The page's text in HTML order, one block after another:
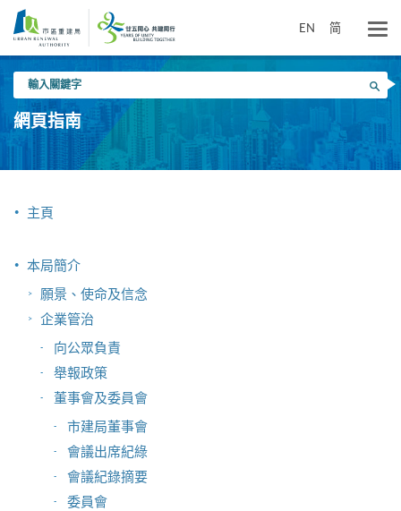
要
EN 简
入
關
鍵
搜尋
網頁指南
主頁
本局簡介
願景、使命及信念
企業管治
向公眾負責
舉報政策
董事會及委員會
市建局董事會
會議出席紀綠
會議紀錄摘要
委員會